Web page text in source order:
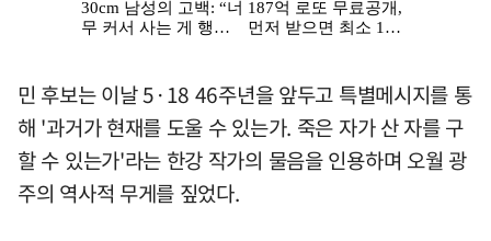
민 후보는 이날 5·18 46주년을 앞두고 특별메시지를 통
해 '과거가 현재를 도울 수 있는가. 죽은 자가 산 자를 구
할 수 있는가'라는 한강 작가의 물음을 인용하며 오월 광
주의 역사적 무게를 짚었다.